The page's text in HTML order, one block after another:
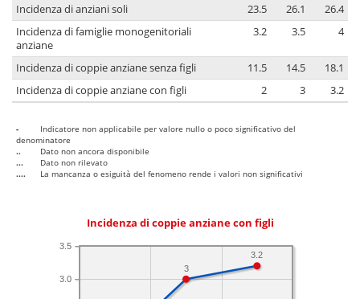
Incidenza di anziani soli 23.5 26.1
26.4
Incidenza di famiglie monogenitoriali
anziane
3.2 3.5 4
Incidenza di coppie anziane senza figli 11.5 14.5
18.1
Incidenza di coppie anziane con figli
2 3 3.2
-
Indicatore non applicabile per valore nullo o poco significativo del
denominatore
..
Dato non ancora disponibile
...
Dato non rilevato
....
La mancanza o esiguità del fenomeno rende i valori non significativi
Incidenza di coppie anziane con figli
3.0
3.5
3.2
3